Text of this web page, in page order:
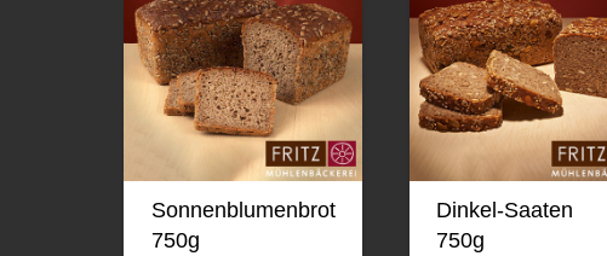
Sonnenblumenbrot
750g
Dinkel-Saaten
750g